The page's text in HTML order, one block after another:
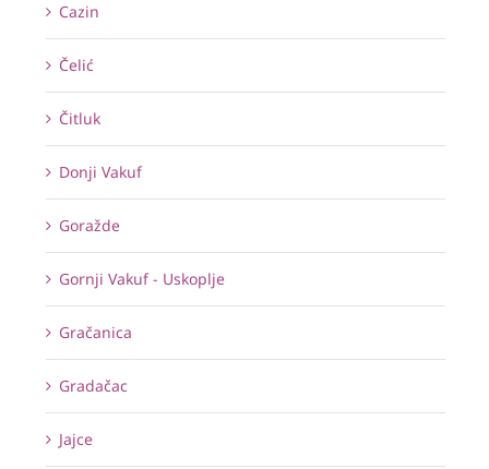
Cazin
Čelić
Čitluk
Donji Vakuf
Goražde
Gornji Vakuf - Uskoplje
Gračanica
Gradačac
Jajce